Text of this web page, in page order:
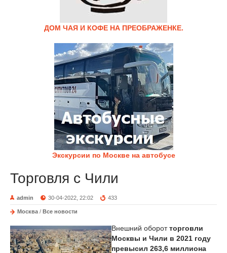
ДОМ ЧАЯ И КОФЕ НА ПРЕОБРАЖЕНКЕ.
Экскурсии по Москве на автобусе
Торговля с Чили
admin 30-04-2022, 22:02 433
Москва / Все новости
Внешний оборотторговли
Москвы и Чили в 2021 году
превысил 263,6 миллиона